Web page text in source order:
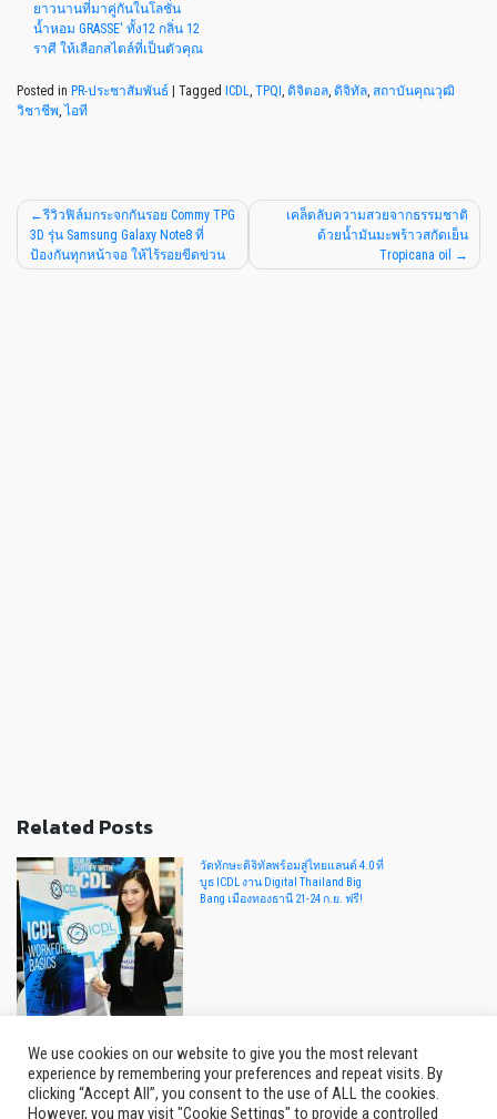
ยาวนานที่มาคู่กันในโลชั่น
น้ำหอม GRASSE' ทั้ง12 กลิ่น 12
ราศี ให้เลือกสไตล์ที่เป็นตัวคุณ
Posted in PR-ประชาสัมพันธ์ Tagged ICDL, TPQI , ดิจิตอล, ดิจิทัล, สถาบันคุณวุฒิ
วิชาชีพ, ไอที
รีวิวฟิล์มกระจกกันรอย Commy TPG
3D รุ่น Samsung Galaxy Note8 ที่
ป้องกันทุกหน้าจอ ให้ไร้รอยขีดข่วน
เคล็ดลับความสวยจากธรรมชาติ
ด้วยน้ำมันมะพร้าวสกัดเย็น
Tropicana oil
Related Posts
วัดทักษะดิจิทัลพร้อมสู่ไทยแลนด์ 4.0 ที่
บูธ ICDL งาน Digital Thailand Big
Bang เมืองทองธานี 21-24 ก.ย. ฟรี!
2 in1!! ผิวสวยเเละความหอมยาวนาน
ที่มาคู่กันในโลชั่นน้ำหอม GRASSE'
ทั้ง12 กลิ่น 12 ราศี ให้เลือกสไตล์ที่เป็น
ตัวคุณ
We use cookies on our website to give you the most relevant
experience by remembering your preferences and repeat visits. By
clicking “Accept All”, you consent to the use of ALL the cookies.
However, you may visit "Cookie Settings" to provide a controlled